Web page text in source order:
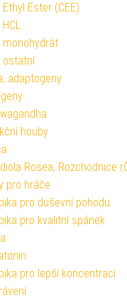
Ester (CEE)
monohydrát
ostatní
adaptogeny
houby
Rosea, Rozchodnice
pro hráče
pro duševní pohodu
pro kvalitní spánek
pro lepší koncentraci